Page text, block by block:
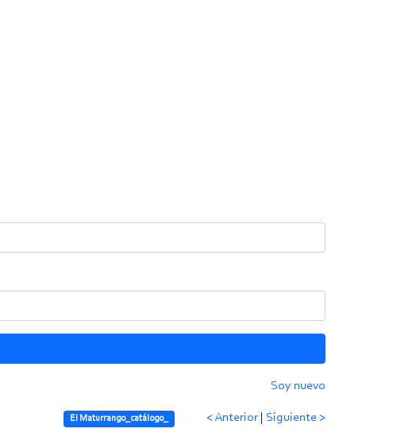
Soy nuevo
El Maturrango_catálogo_ < Anterior Siguiente >